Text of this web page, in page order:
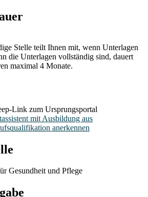
Stelle teilt Ihnen mit, wenn Unterlagen
die Unterlagen vollständig sind, dauert
maximal 4 Monate.
Link zum Ursprungsportal
mit Ausbildung aus
anerkennen
Gesundheit und Pflege